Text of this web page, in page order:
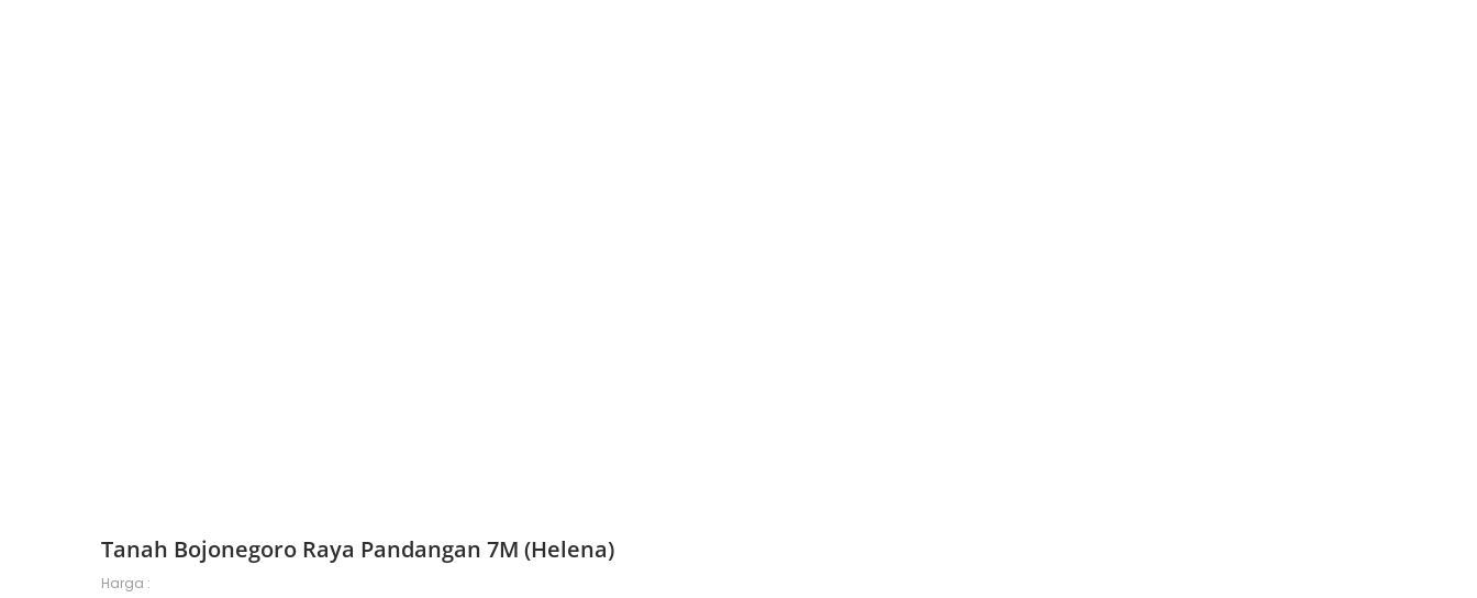
Tanah Bojonegoro Raya Pandangan 7M (Helena)
Harga :